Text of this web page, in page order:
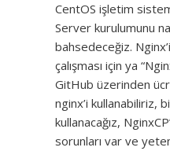
CentOS işletim
Server kurulumunu
bahsedeceğiz.
çalışması için ya
GitHub üzerinden
nginx’i kullanabiliriz,
kullanacağız,
sorunları var ve